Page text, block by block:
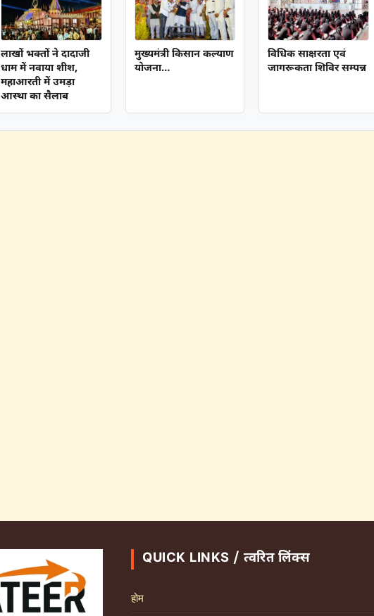
लाखों भक्तों ने दादाजी
धाम में नवाया शीश,
महाआरती में उमड़ा
आस्था का सैलाब
मुख्यमंत्री किसान कल्याण
योजना…
विधिक साक्षरता एवं
जागरूकता शिविर सम्पन्न
QUICK LINKS / त्वरित लिंक्स
होम